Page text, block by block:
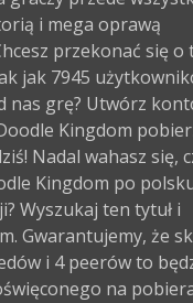
i mega oprawą
przekonać się o
jak 7945
nas grę? Utwórz
Kingdom
Nadal wahasz się,
Kingdom po
Wyszukaj ten tytuł i
Gwarantujemy, że
i 4 peerów to
na